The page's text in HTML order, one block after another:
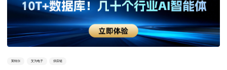
英特尔 艾为电子 供应链